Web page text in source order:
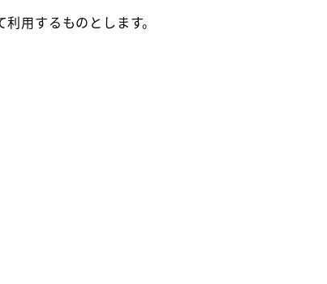
用するものとします。